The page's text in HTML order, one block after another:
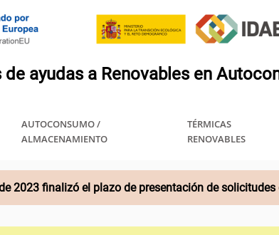
AUTOCONSUMO /
ALMACENAMIENTO
TÉRMICAS
RENOVABLES
2023 finalizó el plazo de presentación de